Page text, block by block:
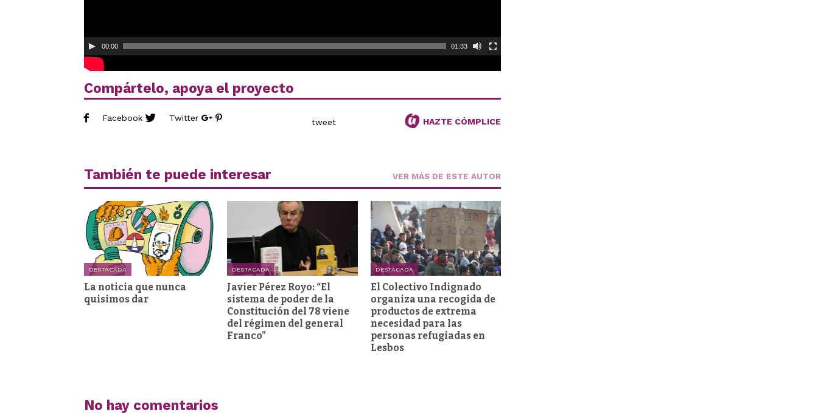
00:00 01:33
Compártelo, apoya el proyecto
Facebook Twitter tweet HAZTE CÓMPLICE
También te puede interesar VER MÁS DE ESTE AUTOR
DESTACADA
La noticia que nunca
quisimos dar
DESTACADA
Javier Pérez Royo: “El
sistema de poder de la
Constitución del 78 viene
del régimen del general
Franco”
DESTACADA
El Colectivo Indignado
organiza una recogida de
productos de extrema
necesidad para las
personas refugiadas en
Lesbos
No hay comentarios